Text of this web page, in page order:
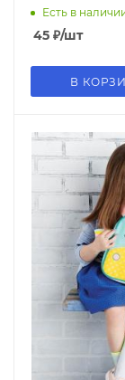
А5, зеленая,
BRAUBERG,
Есть в
45 ₽/шт
В